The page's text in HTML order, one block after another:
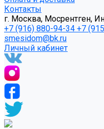
Контакты
г. Москва, Мосрентген,
+7 (916) 880-94-34 +7
smesidom@bk.ru
Личный кабинет